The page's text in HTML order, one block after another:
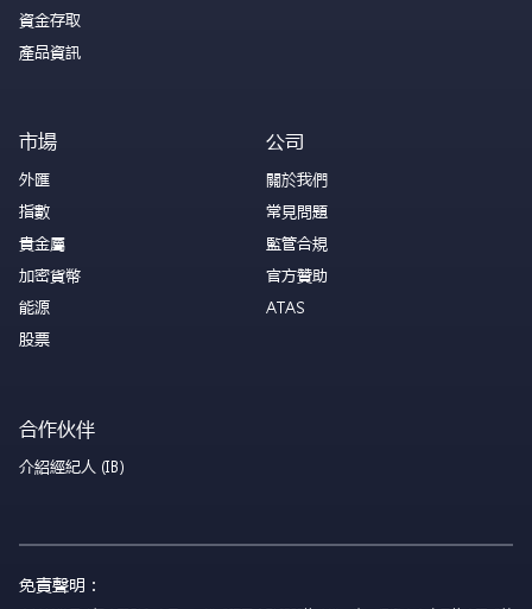
資金存取
產品資訊
市場
外匯
指數
貴金屬
加密貨幣
能源
股票
公司
關於我們
常見問題
監管合規
官方贊助
ATAS
合作伙伴
介紹經紀人 (IB)
免責聲明：